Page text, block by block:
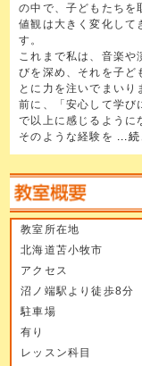
の中で、子どもたちを
値観は大きく変化して
す。
これまで私は、音楽や
びを深め、それを子ど
とに力を注いでまいり
前に、「安心して学び
で以上に感じるように
そのような経験を
...
教室所在地
北海道苫小牧市
アクセス
沼ノ端駅より徒歩8分
駐車場
有り
レッスン科目